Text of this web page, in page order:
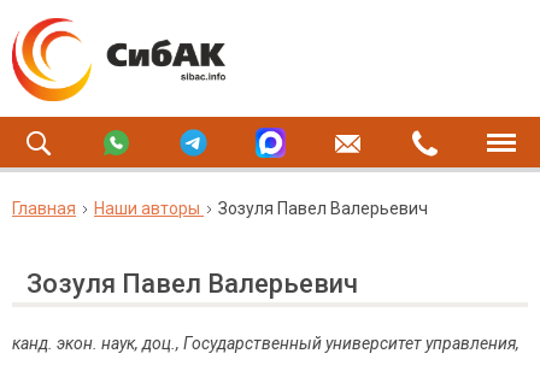
Главная Наши авторы Зозуля Павел Валерьевич
Зозуля Павел Валерьевич
канд. экон. наук, доц., Государственный университет управления,